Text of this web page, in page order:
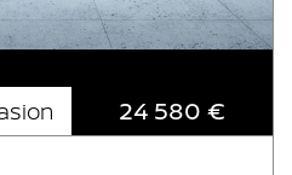
24 580 €